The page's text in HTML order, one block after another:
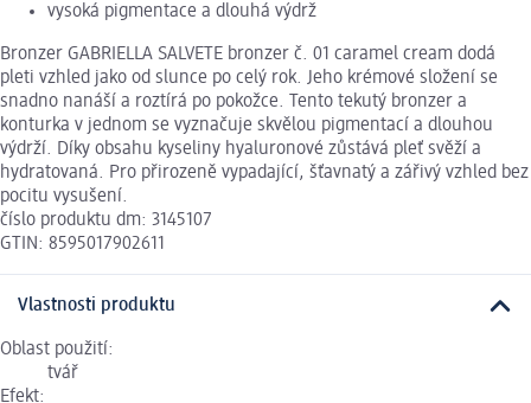
vysoká pigmentace a dlouhá výdrž
Bronzer GABRIELLA SALVETE bronzer č. 01 caramel cream dodá
pleti vzhled jako od slunce po celý rok. Jeho krémové složení se
snadno nanáší a roztírá po pokožce. Tento tekutý bronzer a
konturka v jednom se vyznačuje skvělou pigmentací a dlouhou
výdrží. Díky obsahu kyseliny hyaluronové zůstává pleť svěží a
hydratovaná. Pro přirozeně vypadající, šťavnatý a zářivý vzhled bez
pocitu vysušení.
číslo produktu dm: 3145107
GTIN: 8595017902611
Vlastnosti produktu
Oblast použití:
tvář
Efekt: